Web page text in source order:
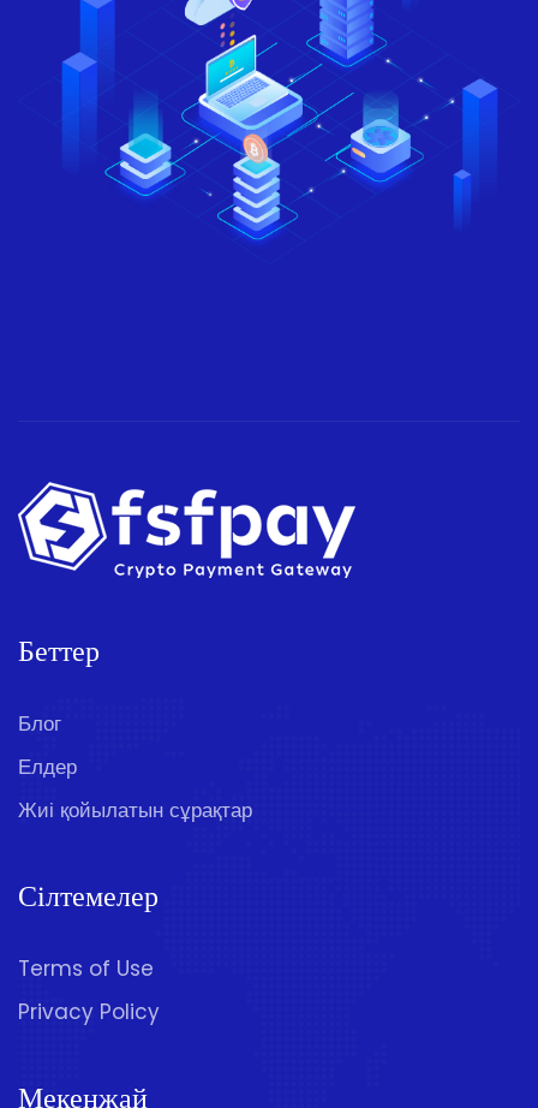
Беттер
Блог
Елдер
Жиі қойылатын сұрақтар
Сілтемелер
Terms of Use
Privacy Policy
Мекенжай